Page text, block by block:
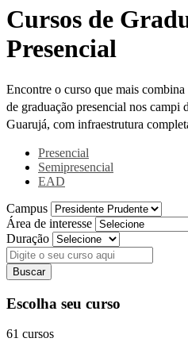
Cursos de
Presencial
Encontre o curso que mais
de graduação presencial nos campi
Guarujá, com infraestrutura
Presencial
Semipresencial
EAD
Campus
Área de interesse
Duração
Buscar
Escolha seu curso
61 cursos